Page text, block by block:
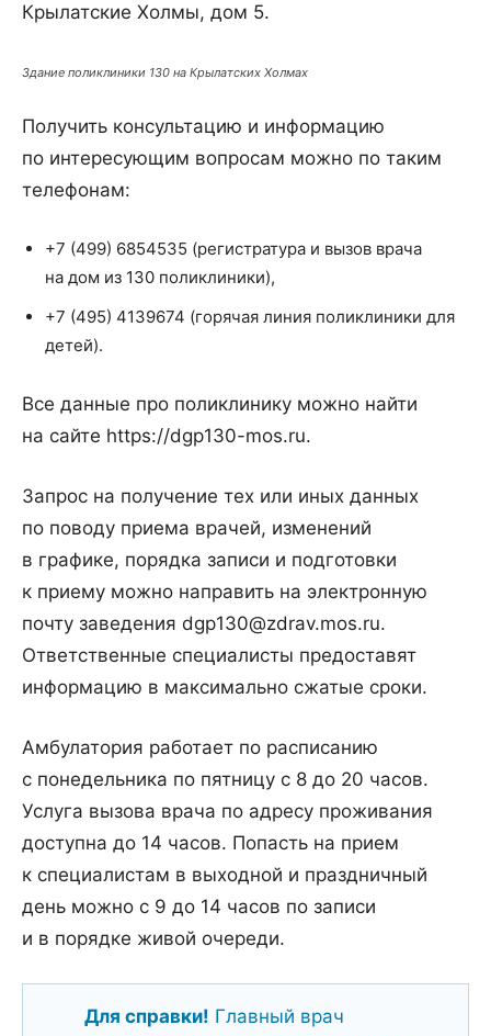
Крылатские Холмы, дом 5.
Здание поликлиники 130 на Крылатских Холмах
Получить консультацию и информацию
по интересующим вопросам можно по таким
телефонам:
+7 (499) 6854535 (регистратура и вызов врача
на дом из 130 поликлиники),
+7 (495) 4139674 (горячая линия поликлиники для
детей).
Все данные про поликлинику можно найти
на сайте https://dgp130-mos.ru.
Запрос на получение тех или иных данных
по поводу приема врачей, изменений
в графике, порядка записи и подготовки
к приему можно направить на электронную
почту заведения dgp130@zdrav.mos.ru.
Ответственные специалисты предоставят
информацию в максимально сжатые сроки.
Амбулатория работает по расписанию
с понедельника по пятницу с 8 до 20 часов.
Услуга вызова врача по адресу проживания
доступна до 14 часов. Попасть на прием
к специалистам в выходной и праздничный
день можно с 9 до 14 часов по записи
и в порядке живой очереди.
Для справки! Главный врач